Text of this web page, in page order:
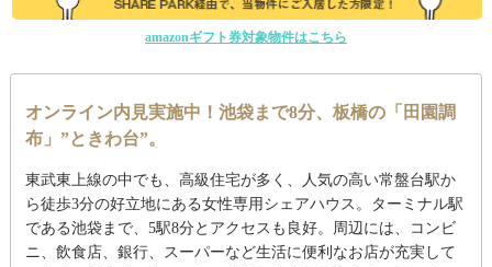
amazonギフト券対象物件はこちら
オンライン内見実施中！池袋まで8分、板橋の「田園調
布」”ときわ台”。
東武東上線の中でも、高級住宅が多く、人気の高い常盤台駅か
ら徒歩3分の好立地にある女性専用シェアハウス。ターミナル駅
である池袋まで、5駅8分とアクセスも良好。周辺には、コンビ
ニ、飲食店、銀行、スーパーなど生活に便利なお店が充実して